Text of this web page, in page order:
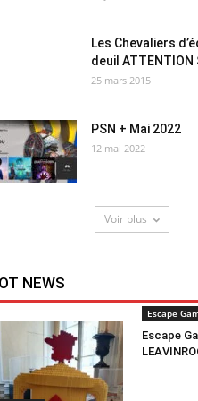
Les Chevaliers
deuil ATTENTION
25 mars 2015
PSN + Mai 2022
12 mai 2022
Voir plus
NEWS
Escape
Escape